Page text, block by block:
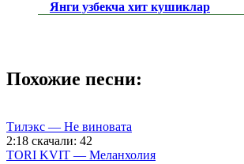
Янги узбекча хит кушиклар
Похожие песни:
Тилэкс — Не виновата
2:18 скачали: 42
TORI KVIT — Меланхолия